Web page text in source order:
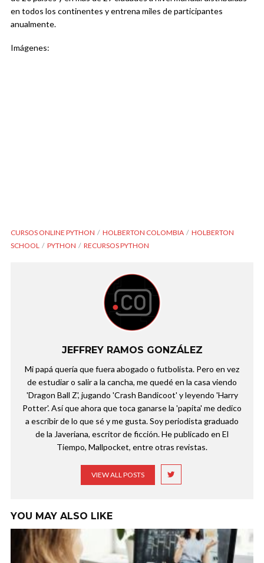
en todos los continentes y entrena miles de participantes
anualmente.
Imágenes:
CURSOS ONLINE PYTHON HOLBERTON COLOMBIA
HOLBERTON
SCHOOL
PYTHON RECURSOS PYTHON
JEFFREY RAMOS GONZÁLEZ
Mi papá quería que fuera abogado o futbolista. Pero en vez
de estudiar o salir a la cancha, me quedé en la casa viendo
'Dragon Ball Z', jugando 'Crash Bandicoot' y leyendo 'Harry
Potter'. Así que ahora que toca ganarse la 'papita' me dedico
a escribir de lo que sé y me gusta. Soy periodista graduado
de la Javeriana, escritor de ficción. He publicado en El
Tiempo, Mallpocket, entre otras revistas.
VIEW ALL POSTS
YOU MAY ALSO LIKE